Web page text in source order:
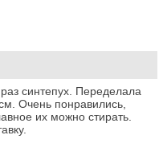
синтепух. Переделала
Очень понравились,
их можно стирать.